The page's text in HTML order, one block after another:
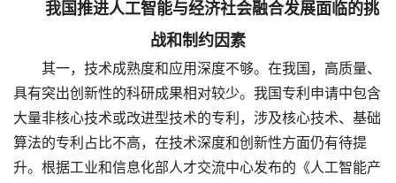
我国推进人工智能与经济社会融合发展面临的挑
战和制约因素
其一，技术成熟度和应用深度不够。在我国，高质量、
具有突出创新性的科研成果相对较少。我国专利申请中包含
大量非核心技术或改进型技术的专利，涉及核心技术、基础
算法的专利占比不高，在技术深度和创新性方面仍有待提
升。根据工业和信息化部人才交流中心发布的《人工智能产